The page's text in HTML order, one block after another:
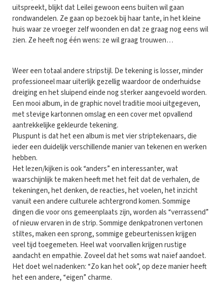
uitspreekt, blijkt dat Leilei gewoon eens buiten wil gaan
rondwandelen. Ze gaan op bezoek bij haar tante, in het kleine
huis waar ze vroeger zelf woonden en dat ze graag nog eens wil
zien. Ze heeft nog één wens: ze wil graag trouwen…
Weer een totaal andere stripstijl. De tekening is losser, minder
professioneel maar uiterlijk gezellig waardoor de onderhuidse
dreiging en het sluipend einde nog sterker aangevoeld worden.
Een mooi album, in de graphic novel traditie mooi uitgegeven,
met stevige kartonnen omslag en een cover met opvallend
aantrekkelijke gekleurde tekening.
Pluspunt is dat het een album is met vier striptekenaars, die
ieder een duidelijk verschillende manier van tekenen en werken
hebben.
Het lezen/kijken is ook “anders” en interessanter, wat
waarschijnlijk te maken heeft met het feit dat de verhalen, de
tekeningen, het denken, de reacties, het voelen, het inzicht
vanuit een andere culturele achtergrond komen. Sommige
dingen die voor ons gemeenplaats zijn, worden als “verrassend”
of nieuw ervaren in de strip. Sommige denkpatronen vertonen
stiltes, maken een sprong, sommige gebeurtenissen krijgen
veel tijd toegemeten. Heel wat voorvallen krijgen rustige
aandacht en empathie. Zoveel dat het soms wat naïef aandoet.
Het doet wel nadenken: “Zo kan het ook”, op deze manier heeft
het een andere, “eigen” charme.